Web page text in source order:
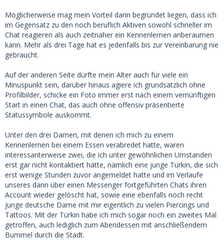
Möglicherweise mag mein Vorteil darin begründet liegen, dass ich
im Gegensatz zu den noch beruflich Aktiven sowohl schneller im
Chat reagieren als auch zeitnaher ein Kennenlernen anberaumen
kann. Mehr als drei Tage hat es jedenfalls bis zur Vereinbarung nie
gebraucht.
Auf der anderen Seite dürfte mein Alter auch für viele ein
Minuspunkt sein, darüber hinaus agiere ich grundsätzlich ohne
Profilbilder, schicke ein Foto immer erst nach einem vernünftigen
Start in einen Chat, das auch ohne offensiv präsentierte
Statussymbole auskommt.
Unter den drei Damen, mit denen ich mich zu einem
Kennenlernen bei einem Essen verabredet hatte, waren
interessanterweise zwei, die ich unter gewöhnlichen Umstanden
erst gar nicht kontaktiert hätte, nämlich eine junge Türkin, die sich
erst wenige Stunden zuvor angemeldet hatte und im Verlaufe
unseres dann über einen Messenger fortgeführten Chats ihren
Account wieder gelöscht hat, sowie eine ebenfalls noch recht
junge deutsche Dame mit mir eigentlich zu vielen Piercings und
Tattoos. Mit der Türkin habe ich mich sogar noch ein zweites Mal
getroffen, auch lediglich zum Abendessen mit anschließendem
Bummel durch die Stadt.